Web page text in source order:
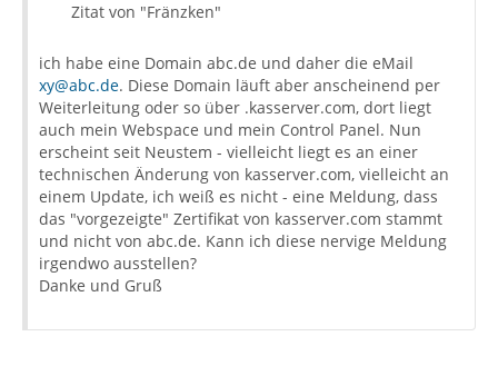
Zitat von "Fränzken"
ich habe eine Domain abc.de und daher die eMail
xy@abc.de. Diese Domain läuft aber anscheinend per
Weiterleitung oder so über .kasserver.com, dort liegt
auch mein Webspace und mein Control Panel. Nun
erscheint seit Neustem - vielleicht liegt es an einer
technischen Änderung von kasserver.com, vielleicht an
einem Update, ich weiß es nicht - eine Meldung, dass
das "vorgezeigte" Zertifikat von kasserver.com stammt
und nicht von abc.de. Kann ich diese nervige Meldung
irgendwo ausstellen?
Danke und Gruß